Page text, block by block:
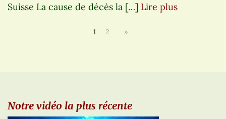
Suisse La cause de décès la […] Lire plus
1 2 »
Notre vidéo la plus récente